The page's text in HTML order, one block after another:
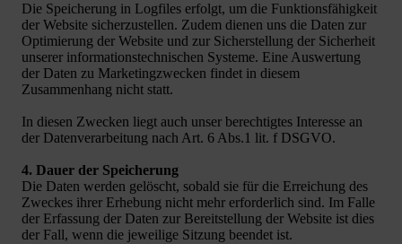
Die Speicherung in Logfiles erfolgt, um die Funktionsfähigkeit
der Website sicherzustellen. Zudem dienen uns die Daten zur
Optimierung der Website und zur Sicherstellung der Sicherheit
unserer informationstechnischen Systeme. Eine Auswertung
der Daten zu Marketingzwecken findet in diesem
Zusammenhang nicht statt.
In diesen Zwecken liegt auch unser berechtigtes Interesse an
der Datenverarbeitung nach Art. 6 Abs.1 lit. f DSGVO.
4. Dauer der Speicherung
Die Daten werden gelöscht, sobald sie für die Erreichung des
Zweckes ihrer Erhebung nicht mehr erforderlich sind. Im Falle
der Erfassung der Daten zur Bereitstellung der Website ist dies
der Fall, wenn die jeweilige Sitzung beendet ist.